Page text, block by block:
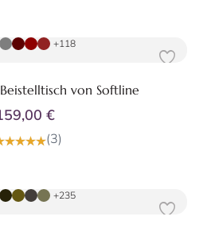
+118
von Softline
€
(3)
+235